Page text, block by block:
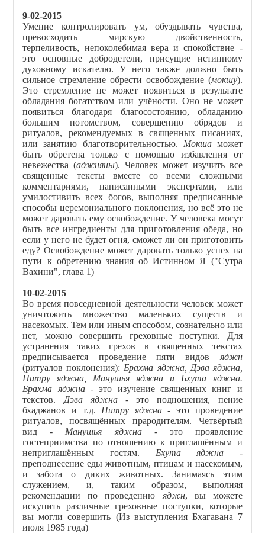
9-02-2015
Умение контролировать ум, обуздывать чувства,
превосходить мирскую двойственность,
терпеливость, непоколебимая вера и спокойствие -
это основные добродетели, присущие истинному
духовному искателю. У него также должно быть
сильное стремление обрести освобождение (мокшу).
Это стремление не может появиться в результате
обладания богатством или учёности. Оно не может
появиться благодаря благосостоянию, обладанию
большим потомством, совершению обрядов и
ритуалов, рекомендуемых в священных писаниях,
или занятию благотворительностью. Мокшаможет
быть обретена только с помощью избавления от
невежества (аджняны). Человек может изучить все
священные тексты вместе со всеми сложными
комментариями, написанными экспертами, или
умилостивить всех богов, выполняя предписанные
способы церемониального поклонения, но всё это не
может даровать ему освобождение. У человека могут
быть все ингредиенты для приготовления обеда, но
если у него не будет огня, сможет ли он приготовить
еду? Освобождение может даровать только успех на
пути к обретению знания об Истинном Я ("Сутра
Вахини", глава 1)
10-02-2015
Во время повседневной деятельности человек может
уничтожить множество маленьких существ и
насекомых. Тем или иным способом, сознательно или
нет, можно совершить греховные поступки. Для
устранения таких грехов в священных текстах
предписывается проведение пяти видов яджн
(ритуалов поклонения): Брахма яджна, Дэва яджна,
Питру яджна, Манушья яджна и Бхута яджна.
Брахма яджна- это изучение священных книг и
текстов. Дэва яджна- это подношения, пение
бхаджанов и т.д. Питру яджна- это проведение
ритуалов, посвящённых прародителям. Четвёртый
вид - Манушья яджна- это проявление
гостеприимства по отношению к приглашённым и
неприглашённым гостям. Бхута яджна -
преподнесение еды животным, птицам и насекомым,
и забота о диких животных. Занимаясь этим
служением, и, таким образом, выполняя
рекомендации по проведению яджн, вы можете
искупить различные греховные поступки, которые
вы могли совершить (Из выступления Бхагавана 7
июля 1985 года)